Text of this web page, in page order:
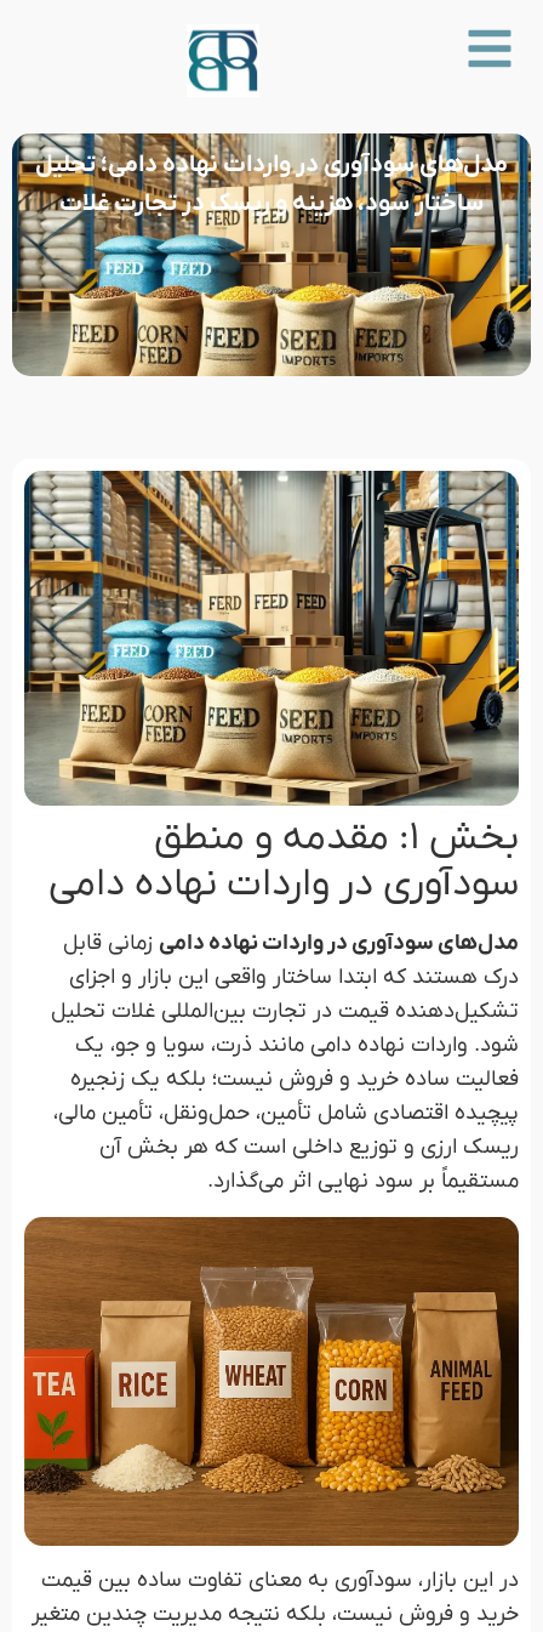
مدل‌های سودآوری در واردات نهاده دامی؛ تحلیل
ساختار سود، هزینه و ریسک در تجارت غلات
بخش ۱: مقدمه و منطق
سودآوری در واردات نهاده دامی
مدل‌های سودآوری در واردات نهاده دامی زمانی قابل
درک هستند که ابتدا ساختار واقعی این بازار و اجزای
تشکیل‌دهنده قیمت در تجارت بین‌المللی غلات تحلیل
شود. واردات نهاده دامی مانند ذرت، سویا و جو، یک
فعالیت ساده خرید و فروش نیست؛ بلکه یک زنجیره
پیچیده اقتصادی شامل تأمین، حمل‌ونقل، تأمین مالی،
ریسک ارزی و توزیع داخلی است که هر بخش آن
مستقیماً بر سود نهایی اثر می‌گذارد.
در این بازار، سودآوری به معنای تفاوت ساده بین قیمت
خرید و فروش نیست، بلکه نتیجه مدیریت چندین متغیر